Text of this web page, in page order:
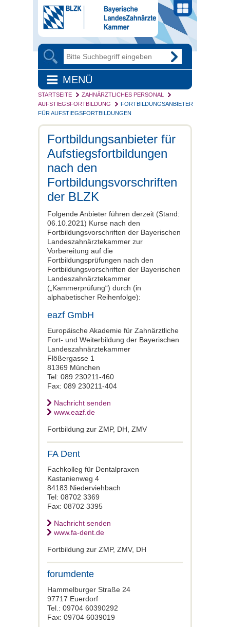
MENÜ
STARTSEITE
ZAHNÄRZTLICHES PERSONAL
AUFSTIEGSFORTBILDUNG
FORTBILDUNGSANBIETER
FÜR AUFSTIEGSFORTBILDUNGEN
Fortbildungsanbieter für
Aufstiegsfortbildungen
nach den
Fortbildungsvorschriften
der BLZK
Folgende Anbieter führen derzeit (Stand:
06.10.2021) Kurse nach den
Fortbildungsvorschriften der Bayerischen
Landeszahnärztekammer zur
Vorbereitung auf die
Fortbildungsprüfungen nach den
Fortbildungsvorschriften der Bayerischen
Landeszahnärztekammer
(„Kammerprüfung“) durch (in
alphabetischer Reihenfolge):
eazf GmbH
Europäische Akademie für Zahnärztliche
Fort- und Weiterbildung der Bayerischen
Landeszahnärztekammer
Flößergasse 1
81369 München
Tel: 089 230211-460
Fax: 089 230211-404
Nachricht senden
www.eazf.de
Fortbildung zur ZMP, DH, ZMV
FA Dent
Fachkolleg für Dentalpraxen
Kastanienweg 4
84183 Niederviehbach
Tel: 08702 3369
Fax: 08702 3395
Nachricht senden
www.fa-dent.de
Fortbildung zur ZMP, ZMV, DH
forumdente
Hammelburger Straße 24
97717 Euerdorf
Tel.: 09704 60390292
Fax: 09704 6039019